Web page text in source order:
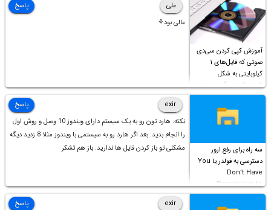
آموزش کپی کردن سی‌دی
صوتی که فایل‌های ۱
کیلوبایتی به شکل
شورت‌کات در آن موجود
است!
علی
عالی بود⚘
پاسخ
سه راه برای رفع ارور
دسترسی به فولدر یا You
Don’t Have
Permission to
Access this folder
exir
نکته: هارد تون رو به یک سیستم دارای ویندوز 10 وصل و روش اول
را انجام بدید. بعد اگر هارد رو به سیستمی با ویندوز مثلا 8 زدید دیگه
مشکلی تو باز کردن فایل ها ندارید. باز هم تشکر
پاسخ
exir
پاسخ